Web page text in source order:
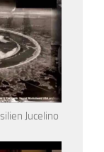
Jucelino